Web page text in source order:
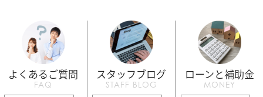
よくあるご質問
FAQ
スタッフブログ
STAFF BLOG
ローンと補助金
MONEY